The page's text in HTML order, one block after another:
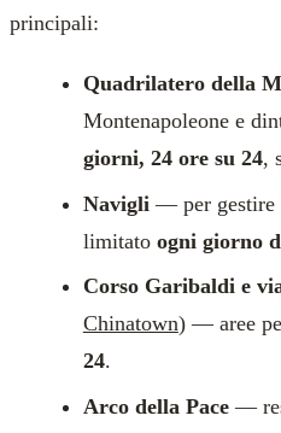
principali:
Quadrilatero della
Montenapoleone e
giorni, 24 ore su 24,
Navigli — per gestire
limitato ogni giorno
Corso Garibaldi e
Chinatown) — aree
24.
Arco della Pace—